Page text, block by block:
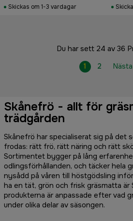
Skickas om 1-3 vardagar
Du har sett 24 av 36
1
2 Nästa
Skånefrö - allt för
trädgården
Skånefrö har specialiserat sig på det
frodas: rätt frö, rätt näring och rätt
Sortimentet bygger på lång
odlingsförhållanden, och täcker hela
nysådd på våren till höstgödsling
ha en tät, grön och frisk gräsmatta är
produkterna är anpassade efter vad
under olika delar av säsongen.